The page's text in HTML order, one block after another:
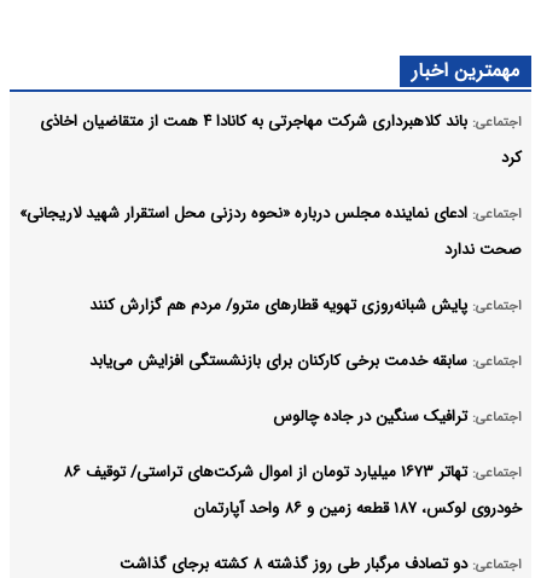
مهمترین اخبار
اجتماعی:
باند کلاهبرداری شرکت مهاجرتی به کانادا ۴ همت از متقاضیان اخاذی
کرد
اجتماعی: ادعای نماینده مجلس درباره «نحوه ردزنی محل استقرار شهید لاریجانی»
صحت ندارد
اجتماعی: پایش شبانه‌روزی تهویه قطارهای مترو/ مردم هم گزارش کنند
اجتماعی: سابقه خدمت برخی کارکنان برای بازنشستگی افزایش می‌یابد
اجتماعی: ترافیک سنگین در جاده چالوس
اجتماعی:
تهاتر ۱۶۷۳ میلیارد تومان از اموال شرکت‌های تراستی/ توقیف ۸۶
خودروی لوکس، ۱۸۷ قطعه زمین و ۸۶ واحد آپارتمان
اجتماعی: دو تصادف مرگبار طی روز گذشته ۸ کشته برجای گذاشت